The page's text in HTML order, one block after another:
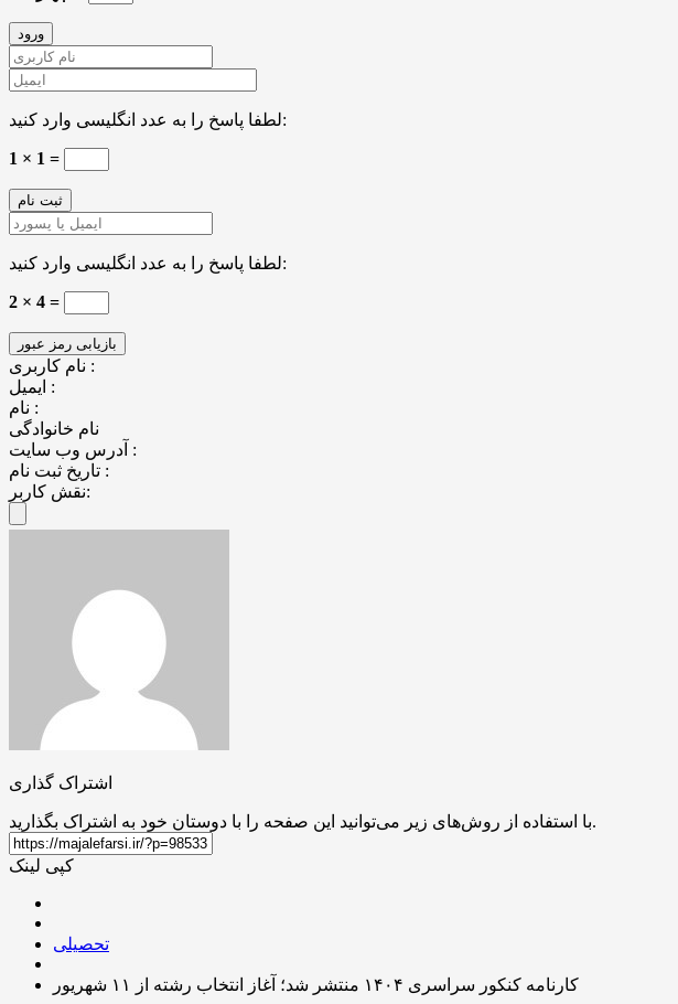
لطفا پاسخ را به عدد انگلیسی وارد کنید:
1 × 1 =
لطفا پاسخ را به عدد انگلیسی وارد کنید:
2 × 4 =
نام کاربری :
ایمیل :
نام :
نام خانوادگی
آدرس وب سایت :
تاریخ ثبت نام :
نقش کاربر:
اشتراک گذاری
با استفاده از روش‌های زیر می‌توانید این صفحه را با دوستان خود به اشتراک بگذارید.
کپی لینک
تحصیلی
کارنامه کنکور سراسری ۱۴۰۴ منتشر شد؛ آغاز انتخاب رشته از ۱۱ شهریور